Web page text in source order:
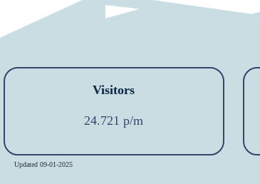
Visitors
24.721 p/m
Updated 09-01-2025